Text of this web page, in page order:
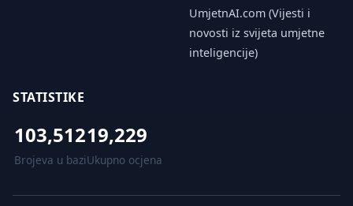
UmjetnAI.com (Vijesti i
novosti iz svijeta umjetne
inteligencije)
STATISTIKE
103,512
Brojeva u bazi
19,229
Ukupno ocjena